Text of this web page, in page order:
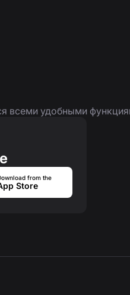
всеми удобными
from the
Store